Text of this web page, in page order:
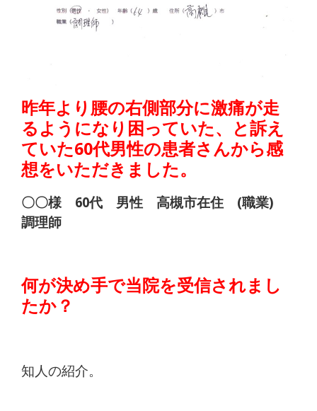
院
昨年より腰の右側部分に激痛が走
るようになり困っていた、と訴え
ていた60代男性の患者さんから感
想をいただきました。
〇〇様 60代 男性 高槻市在住 (職業)
調理師
何が決め手で当院を受信されまし
たか？
知人の紹介。